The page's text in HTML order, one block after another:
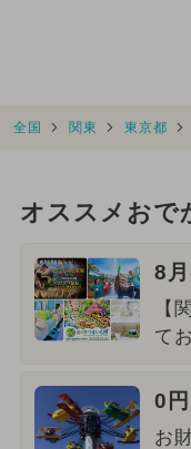
全国 関東 東京都
オススメおで
8
【
て
0
お